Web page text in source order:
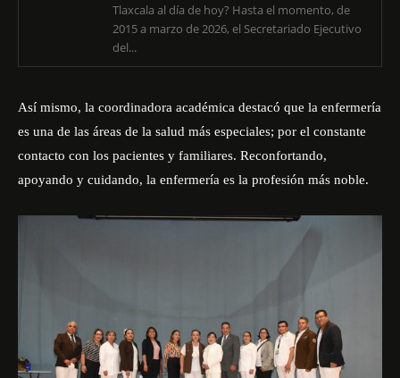
Tlaxcala al día de hoy? Hasta el momento, de
2015 a marzo de 2026, el Secretariado Ejecutivo
del...
Así mismo, la coordinadora académica destacó que la enfermería
es una de las áreas de la salud más especiales; por el constante
contacto con los pacientes y familiares. Reconfortando,
apoyando y cuidando, la enfermería es la profesión más noble.